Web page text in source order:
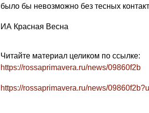
было бы невозможно без тесных
ИА Красная Весна
Читайте материал целиком по ссылке:
https://rossaprimavera.ru/news/09860f2b
https://rossaprimavera.ru/news/